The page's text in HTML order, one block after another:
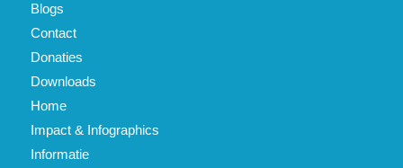
Blogs
Contact
Donaties
Downloads
Home
Impact & Infographics
Informatie